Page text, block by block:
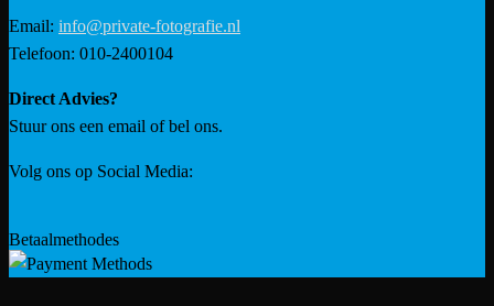
Email: info@private-fotografie.nl
Telefoon: 010-2400104
Direct Advies?
Stuur ons een email of bel ons.
Volg ons op Social Media:
Betaalmethodes